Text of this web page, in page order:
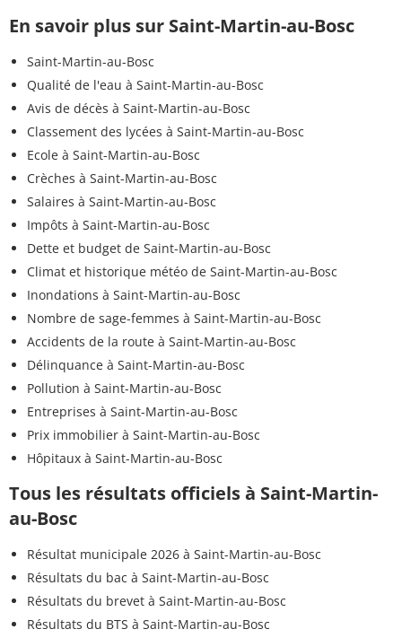
En savoir plus sur Saint-Martin-au-Bosc
Saint-Martin-au-Bosc
Qualité de l'eau à Saint-Martin-au-Bosc
Avis de décès à Saint-Martin-au-Bosc
Classement des lycées à Saint-Martin-au-Bosc
Ecole à Saint-Martin-au-Bosc
Crèches à Saint-Martin-au-Bosc
Salaires à Saint-Martin-au-Bosc
Impôts à Saint-Martin-au-Bosc
Dette et budget de Saint-Martin-au-Bosc
Climat et historique météo de Saint-Martin-au-Bosc
Inondations à Saint-Martin-au-Bosc
Nombre de sage-femmes à Saint-Martin-au-Bosc
Accidents de la route à Saint-Martin-au-Bosc
Délinquance à Saint-Martin-au-Bosc
Pollution à Saint-Martin-au-Bosc
Entreprises à Saint-Martin-au-Bosc
Prix immobilier à Saint-Martin-au-Bosc
Hôpitaux à Saint-Martin-au-Bosc
Tous les résultats officiels à Saint-Martin-
au-Bosc
Résultat municipale 2026 à Saint-Martin-au-Bosc
Résultats du bac à Saint-Martin-au-Bosc
Résultats du brevet à Saint-Martin-au-Bosc
Résultats du BTS à Saint-Martin-au-Bosc